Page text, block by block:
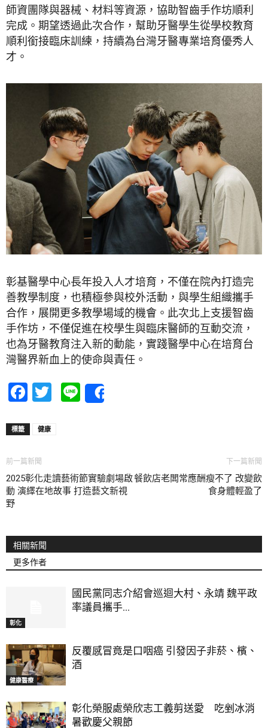
師資團隊與器械、材料等資源，協助智齒手作坊順利
完成。期望透過此次合作，幫助牙醫學生從學校教育
順利銜接臨床訓練，持續為台灣牙醫專業培育優秀人
才。
彰基醫學中心長年投入人才培育，不僅在院內打造完
善教學制度，也積極參與校外活動，與學生組織攜手
合作，展開更多教學場域的機會。此次北上支援智齒
手作坊，不僅促進在校學生與臨床醫師的互動交流，
也為牙醫教育注入新的動能，實踐醫學中心在培育台
灣醫界新血上的使命與責任。
Facebook
Twitter
Line
標籤 健康
前一篇新聞
2025彰化走讀藝術節實驗劇場啟
動 演繹在地故事 打造藝文新視
野
下一篇新聞
餐飲店老闆常應酬瘦不了 改變飲
食身體輕盈了
相關新聞
更多作者
彰化
國民黨同志介紹會巡迴大村、永靖 魏平政
率議員攜手...
健康醫療
反覆感冒竟是口咽癌 引發因子非菸、檳、
酒
彰化榮服處榮欣志工義剪送愛 吃剉冰消
暑歡慶父親節